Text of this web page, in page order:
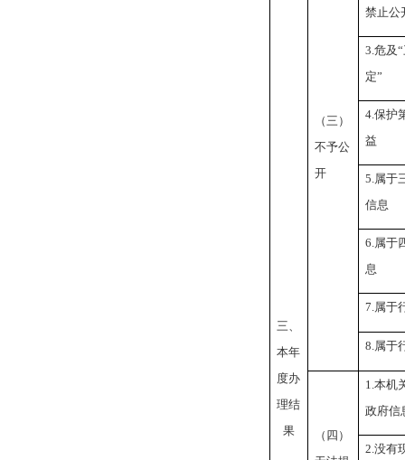
三、
本年
度办
理结
果
（三）
不予公
开
禁止公
3.危及
定”
4.保护
益
5.属于
信息
6.属于
息
7.属于
8.属于
（四）
1.本机
政府信
2.没有